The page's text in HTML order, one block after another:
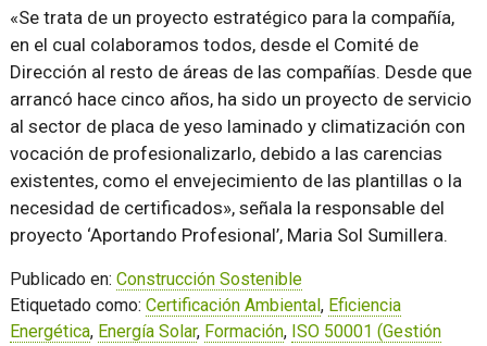
«Se trata de un proyecto estratégico para la compañía,
en el cual colaboramos todos, desde el Comité de
Dirección al resto de áreas de las compañías. Desde que
arrancó hace cinco años, ha sido un proyecto de servicio
al sector de placa de yeso laminado y climatización con
vocación de profesionalizarlo, debido a las carencias
existentes, como el envejecimiento de las plantillas o la
necesidad de certificados», señala la responsable del
proyecto ‘Aportando Profesional’, Maria Sol Sumillera.
Publicado en: Construcción Sostenible
Etiquetado como: Certificación Ambiental , Eficiencia
Energética, Energía Solar, Formación, ISO 50001 (Gestión